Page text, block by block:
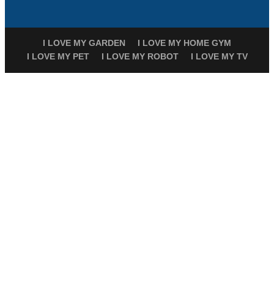
I LOVE MY GARDEN
I LOVE MY HOME GYM
I LOVE MY PET
I LOVE MY ROBOT I LOVE MY TV